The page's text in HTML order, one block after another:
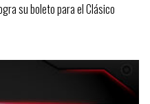
su boleto para el Clásico